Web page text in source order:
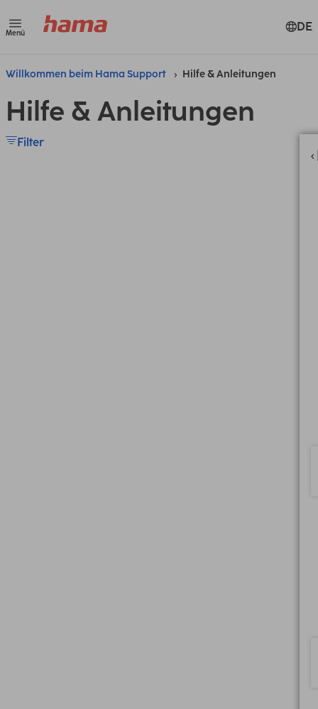
Menü DE
Willkommen beim Hama Support Hilfe & Anleitungen
Hilfe & Anleitungen
Filter